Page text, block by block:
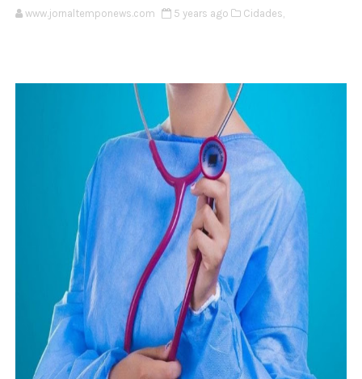
www.jornaltemponews.com 5 years ago Cidades,